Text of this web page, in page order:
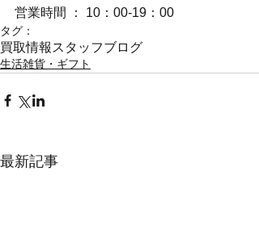
営業時間 ： 10：00-19：00
タグ：
買取情報 スタッフブログ
生活雑貨・ギフト
最新記事